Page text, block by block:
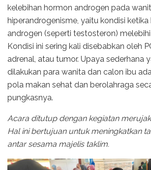
kelebihan hormon androgen pada
hiperandrogenisme, yaitu kondisi
androgen (seperti testosteron)
Kondisi ini sering kali disebabkan oleh
adrenal, atau tumor. Upaya sederhana
dilakukan para wanita dan calon ibu
pola makan sehat dan berolahraga
pungkasnya.
Acara ditutup dengan kegiatan
Hal ini bertujuan untuk meningkatkan
antar sesama majelis taklim.